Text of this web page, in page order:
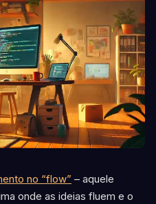
no “flow” – aquele
onde as ideias fluem e o